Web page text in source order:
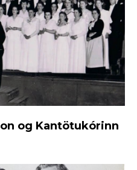
og Kantötukórinn